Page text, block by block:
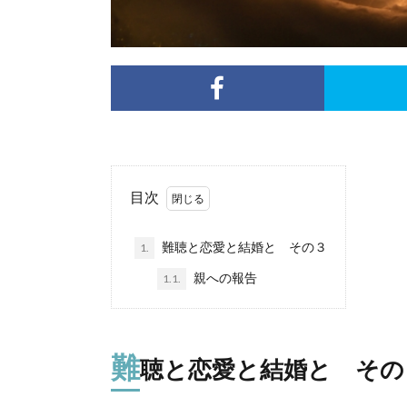
目次
1. 難聴と恋愛と結婚と その３
1.1. 親への報告
難聴と恋愛と結婚と そ